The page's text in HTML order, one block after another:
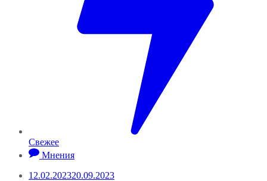
Свежее
Мнения
12.02.202320.09.2023